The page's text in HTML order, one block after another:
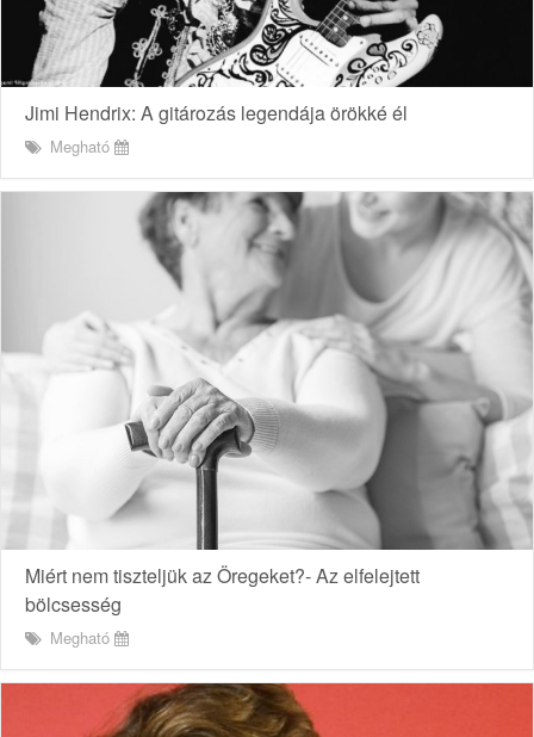
Jimi Hendrix: A gitározás legendája örökké él
Megható
Miért nem tiszteljük az Öregeket?- Az elfelejtett
bölcsesség
Megható